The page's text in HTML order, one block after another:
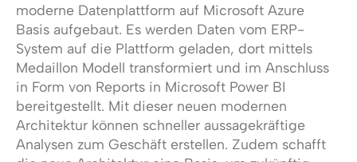
moderne Datenplattform auf Microsoft Azure
Basis aufgebaut. Es werden Daten vom ERP-
System auf die Plattform geladen, dort mittels
Medaillon Modell transformiert und im Anschluss
in Form von Reports in Microsoft Power BI
bereitgestellt. Mit dieser neuen modernen
Architektur können schneller aussagekräftige
Analysen zum Geschäft erstellen. Zudem schafft